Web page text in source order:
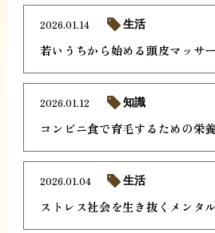
若いうちから始める頭皮マッサ
2026.01.14 生活
コンビニ食で育毛するための栄
2026.01.12 知識
ストレス社会を生き抜くメンタ
2026.01.04 生活